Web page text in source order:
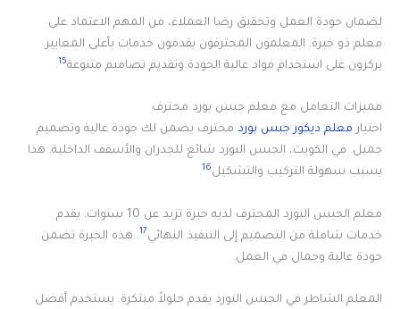
لضمان جودة العمل وتحقيق رضا العملاء، من المهم الاعتماد على
معلم ذو خبرة. المعلمون المحترفون يقدمون خدمات بأعلى المعايير.
يركزون على استخدام مواد عالية الجودة وتقديم تصاميم متنوعة15
.
مميزات التعامل مع معلم جبس بورد محترف
اختيار معلم ديكور جبس بورد محترف يضمن لك جودة عالية وتصميم
جميل. في الكويت، الجبس البورد شائع للجدران والأسقف الداخلية. هذا
بسبب سهولة التركيب والتشكيل16
.
معلم الجبس البورد المحترف لديه خبرة تزيد عن 10 سنوات. يقدم
خدمات شاملة من التصميم إلى التنفيذ النهائي17. هذه الخبرة تضمن
جودة عالية وجمال في العمل.
المعلم الشاطر في الجبس البورد يقدم حلولاً مبتكرة. يستخدم أفضل